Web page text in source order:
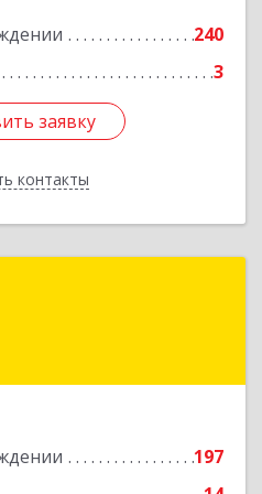
240
3
заявку
контакты
заявку
197
Эл Респ, Йошкар-Ола г,